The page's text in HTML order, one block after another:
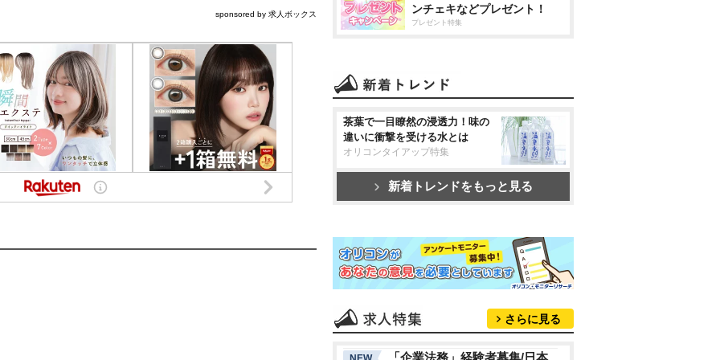
sponsored by 求人ボックス ンチェキなどプレゼント！
プレゼント特集
茶葉で一目瞭然の浸透力！味の
違いに衝撃を受ける水とは
オリコンタイアップ特集
新着トレンドをもっと見る
さらに見る
「企業法務」経験者募集/日本